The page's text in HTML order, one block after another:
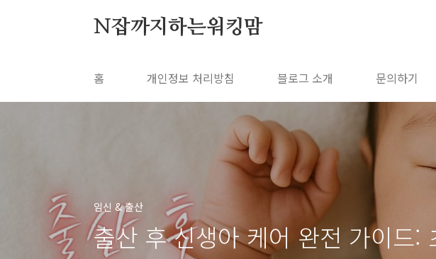
N잡까지하는워킹맘
홈 개인정보 처리방침 블로그 소개 문의하기
임신 & 출산
출산 후 신생아 케어 완전 가이드: